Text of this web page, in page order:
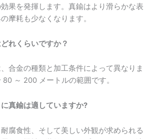
果を発揮します。真鍮はより滑らかな表
摩耗も少なくなります。
れくらいですか？
合金の種類と加工条件によって異なりま
～ 200 メートルの範囲です。
真鍮は適していますか?
腐食性、そして美しい外観が求められる